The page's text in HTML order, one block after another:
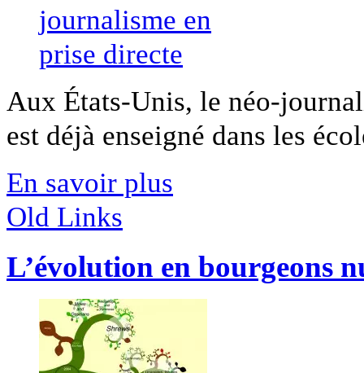
Aux États-Unis, le néo-
est déjà enseigné dans les
En savoir plus
Old Links
L’évolution en bourgeons